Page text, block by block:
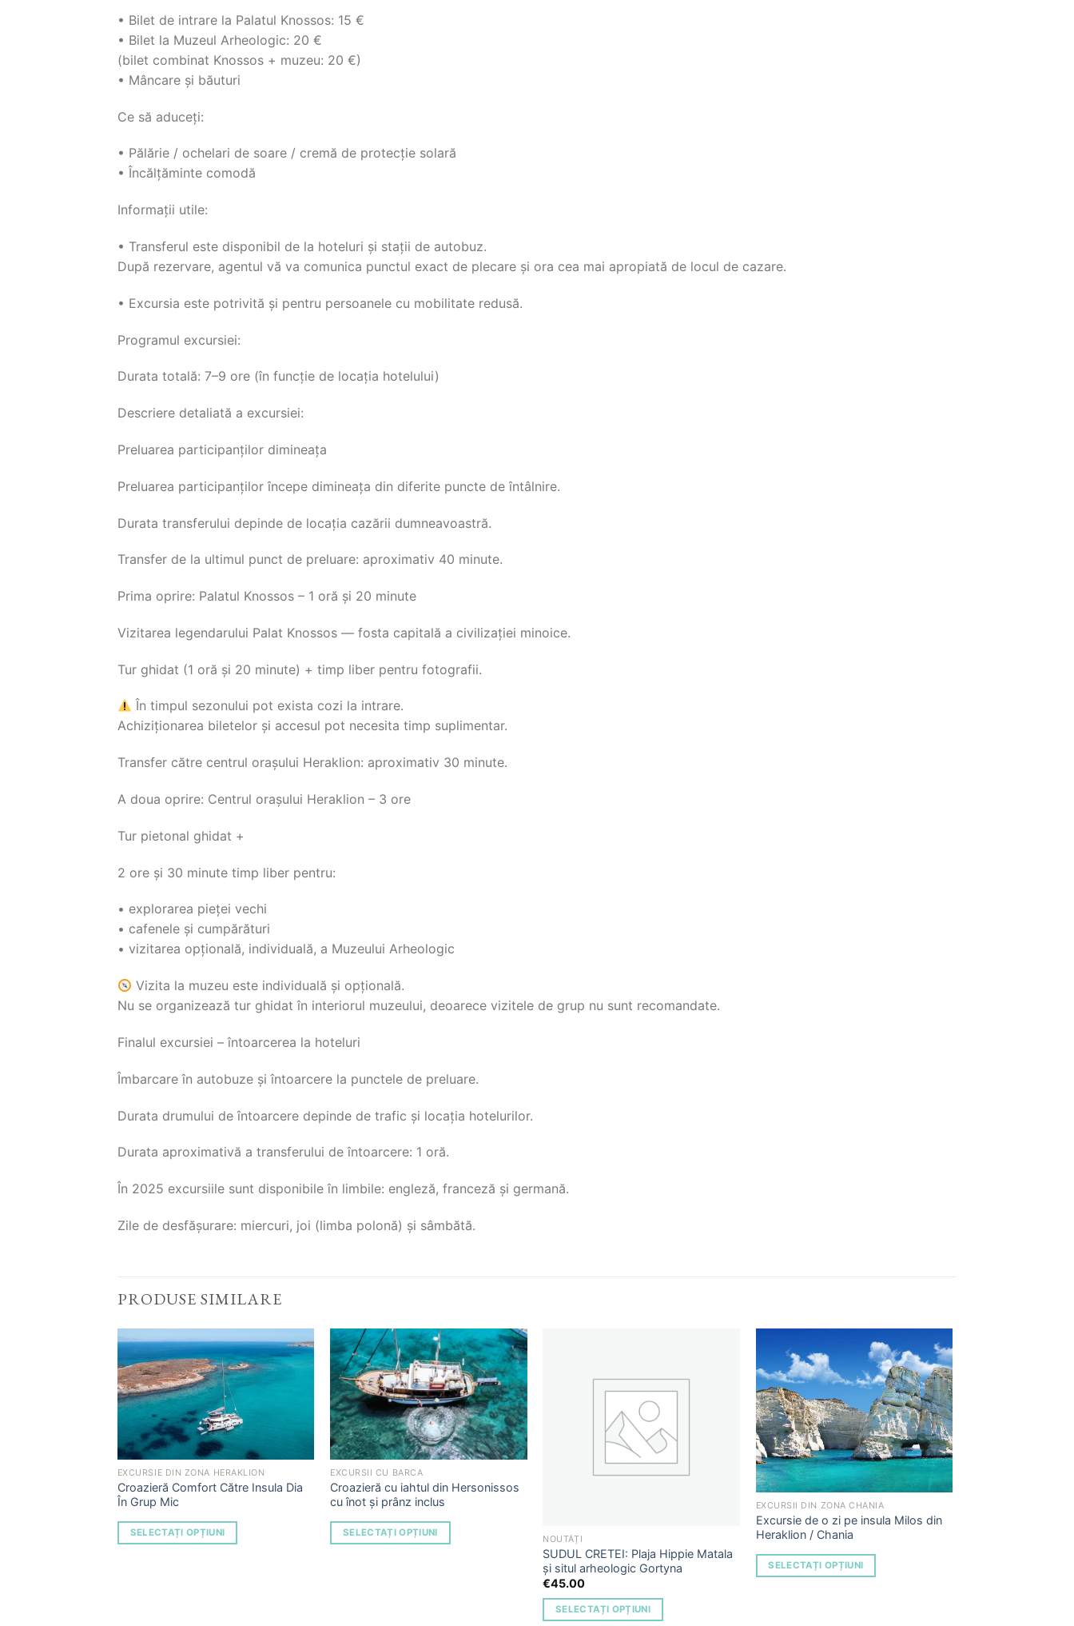
• Bilet de intrare la Palatul Knossos: 15 €
• Bilet la Muzeul Arheologic: 20 €
(bilet combinat Knossos + muzeu: 20 €)
• Mâncare și băuturi
Ce să aduceți:
• Pălărie / ochelari de soare / cremă de protecție solară
• Încălțăminte comodă
Informații utile:
• Transferul este disponibil de la hoteluri și stații de autobuz.
După rezervare, agentul vă va comunica punctul exact de plecare și ora cea mai apropiată de locul de cazare.
• Excursia este potrivită și pentru persoanele cu mobilitate redusă.
Programul excursiei:
Durata totală: 7–9 ore (în funcție de locația hotelului)
Descriere detaliată a excursiei:
Preluarea participanților dimineața
Preluarea participanților începe dimineața din diferite puncte de întâlnire.
Durata transferului depinde de locația cazării dumneavoastră.
Transfer de la ultimul punct de preluare: aproximativ 40 minute.
Prima oprire: Palatul Knossos – 1 oră și 20 minute
Vizitarea legendarului Palat Knossos — fosta capitală a civilizației minoice.
Tur ghidat (1 oră și 20 minute) + timp liber pentru fotografii.
În timpul sezonului pot exista cozi la intrare.
Achiziționarea biletelor și accesul pot necesita timp suplimentar.
Transfer către centrul orașului Heraklion: aproximativ 30 minute.
A doua oprire: Centrul orașului Heraklion – 3 ore
Tur pietonal ghidat +
2 ore și 30 minute timp liber pentru:
• explorarea pieței vechi
• cafenele și cumpărături
• vizitarea opțională, individuală, a Muzeului Arheologic
Vizita la muzeu este individuală și opțională.
Nu se organizează tur ghidat în interiorul muzeului, deoarece vizitele de grup nu sunt recomandate.
Finalul excursiei – întoarcerea la hoteluri
Îmbarcare în autobuze și întoarcere la punctele de preluare.
Durata drumului de întoarcere depinde de trafic și locația hotelurilor.
Durata aproximativă a transferului de întoarcere: 1 oră.
În 2025 excursiile sunt disponibile în limbile: engleză, franceză și germană.
Zile de desfășurare: miercuri, joi (limba polonă) și sâmbătă.
PRODUSE SIMILARE
EXCURSIE DIN ZONA HERAKLION
Croazieră Comfort Către Insula Dia
În Grup Mic
SELECTAȚI OPȚIUNI
Add to
Wishlist
EXCURSII CU BARCA
Croazieră cu iahtul din Hersonissos
cu înot și prânz inclus
SELECTAȚI OPȚIUNI
NOUTĂȚI
SUDUL CRETEI: Plaja Hippie Matala
și situl arheologic Gortyna
€45.00
SELECTAȚI OPȚIUNI
Add to
Wishlist
EXCURSII DIN ZONA CHANIA
Excursie de o zi pe insula Milos din
Heraklion / Chania
SELECTAȚI OPȚIUNI